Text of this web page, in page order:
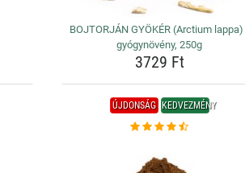
BOJTORJÁN GYÖKÉR (Arctium lappa)
gyógynövény, 250g
3729 Ft
ÚJDONSÁG KEDVEZMÉNY